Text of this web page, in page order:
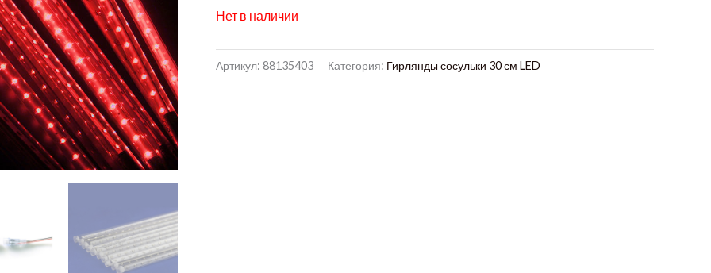
Нет в наличии
Артикул: 88135403 Категория: Гирлянды сосульки 30 см LED